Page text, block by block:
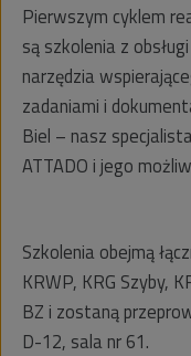
Pierwszym cyklem
są szkolenia z
narzędzia
zadaniami i
Biel – nasz
ATTADO i jego
Szkolenia obejmą
KRWP, KRG Szyby,
BZ i zostaną
D-12, sala nr 61.